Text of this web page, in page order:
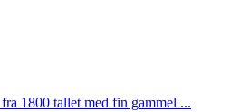
1800 tallet med fin gammel ...